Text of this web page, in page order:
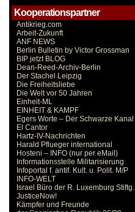
Kooperationspartner
Antikrieg.com
Arbeit-Zukunft
ANF NEWS
Berlin Bulletin by Victor Grossman
BIP jetzt BLOG
Dean-Reed-Archiv-Berlin
Der Stachel Leipzig
Die Freiheitsliebe
Die Welt vor 50 Jahren
Einheit-ML
EINHEIT & KAMPF
Egers Worte – Der Schwarze Kanal
El Cantor
Hartz-IV-Nachrichten
Harald Pflueger international
Hosteni – INFO (nur per eMail)
Informationsstelle Militarisierung
Infoportal f. antif. Kult. u. Polit. M/P
INFO-WELT
Israel Büro der R. Luxemburg Stiftg.
JusticeNow!
Kämpfer und Freunde